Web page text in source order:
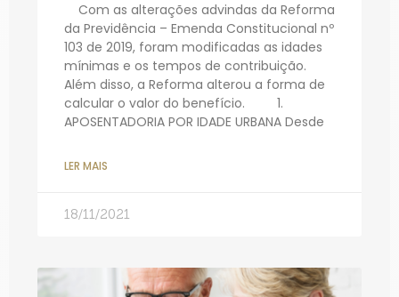
Com as alterações advindas da Reforma
da Previdência – Emenda Constitucional nº
103 de 2019, foram modificadas as idades
mínimas e os tempos de contribuição.
Além disso, a Reforma alterou a forma de
calcular o valor do benefício. 1.
APOSENTADORIA POR IDADE URBANA Desde
LER MAIS
18/11/2021